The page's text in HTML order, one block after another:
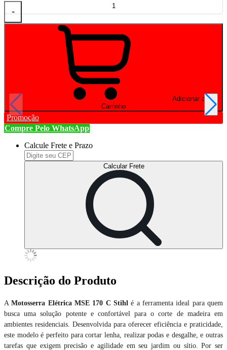
-
Carrinho
Promoção
Compre Pelo WhatsApp
Calcule Frete e Prazo
Calcular Frete
Descrição do Produto
AMotosserra Elétrica MSE 170 C Stihl é a ferramenta ideal para quem
busca uma solução potente e confortável para o corte de madeira em
ambientes residenciais. Desenvolvida para oferecer eficiência e praticidade,
este modelo é perfeito para cortar lenha, realizar podas e desgalhe, e outras
tarefas que exigem precisão e agilidade em seu jardim ou sítio. Por ser